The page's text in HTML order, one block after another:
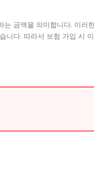
금액을 의미합니다. 이러
니다. 따라서 보험 가입 시